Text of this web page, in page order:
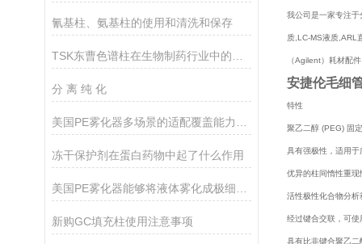
氰基柱、氨基柱的使用和清洗和保存
分 离 纯 化
冻干保护剂在蛋白药物中起了什么作用
新购GC填充柱使用注意事项
我公司是一家专注
质,LC-MS液质,ARL
（Agilent）耗材配
安捷伦毛细
特性
聚乙二醇 (PEG) 固
具有强极性，适用
优异的柱间惰性重现
活性极性化合物分
经过键合交联，可使
具有比非键合聚乙